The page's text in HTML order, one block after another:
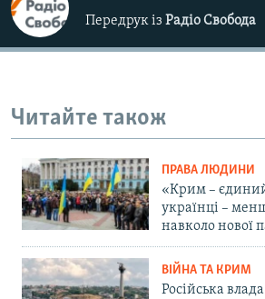
Передрук із Радіо Свобода
Читайте також
ПРАВА ЛЮДИНИ
«Крим –
українці –
навколо нової
ВІЙНА ТА КРИМ
Російська